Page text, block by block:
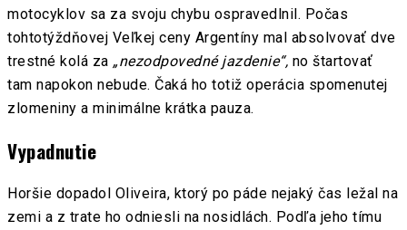
motocyklov sa za svoju chybu ospravedlnil. Počas
tohtotýždňovej Veľkej ceny Argentíny mal absolvovať dve
trestné kolá za „nezodpovedné jazdenie“, no štartovať
tam napokon nebude. Čaká ho totiž operácia spomenutej
zlomeniny a minimálne krátka pauza.
Vypadnutie
Horšie dopadol Oliveira, ktorý po páde nejaký čas ležal na
zemi a z trate ho odniesli na nosidlách. Podľa jeho tímu